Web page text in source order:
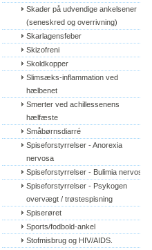
Skader på udvendige ankelsener
(seneskred og overrivning)
Skarlagensfeber
Skizofreni
Skoldkopper
Slimsæks-inflammation ved
hælbenet
Smerter ved achillessenens
hælfæste
Småbørnsdiarré
Spiseforstyrrelser - Anorexia
nervosa
Spiseforstyrrelser - Bulimia nervosa
Spiseforstyrrelser - Psykogen
overvægt / trøstespisning
Spiserøret
Sports/fodbold-ankel
Stofmisbrug og HIV/AIDS.